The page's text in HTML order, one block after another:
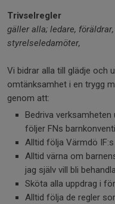
Trivselregler
gäller alla; ledare,
styrelseledamöter,
Vi bidrar alla till glädje och
omtänksamhet i en trygg
genom att:
Bedriva
följer FNs
Alltid följa Värmdö
Alltid värna om
jag själv vill bli
Sköta alla uppdrag i
Alltid följa de regler